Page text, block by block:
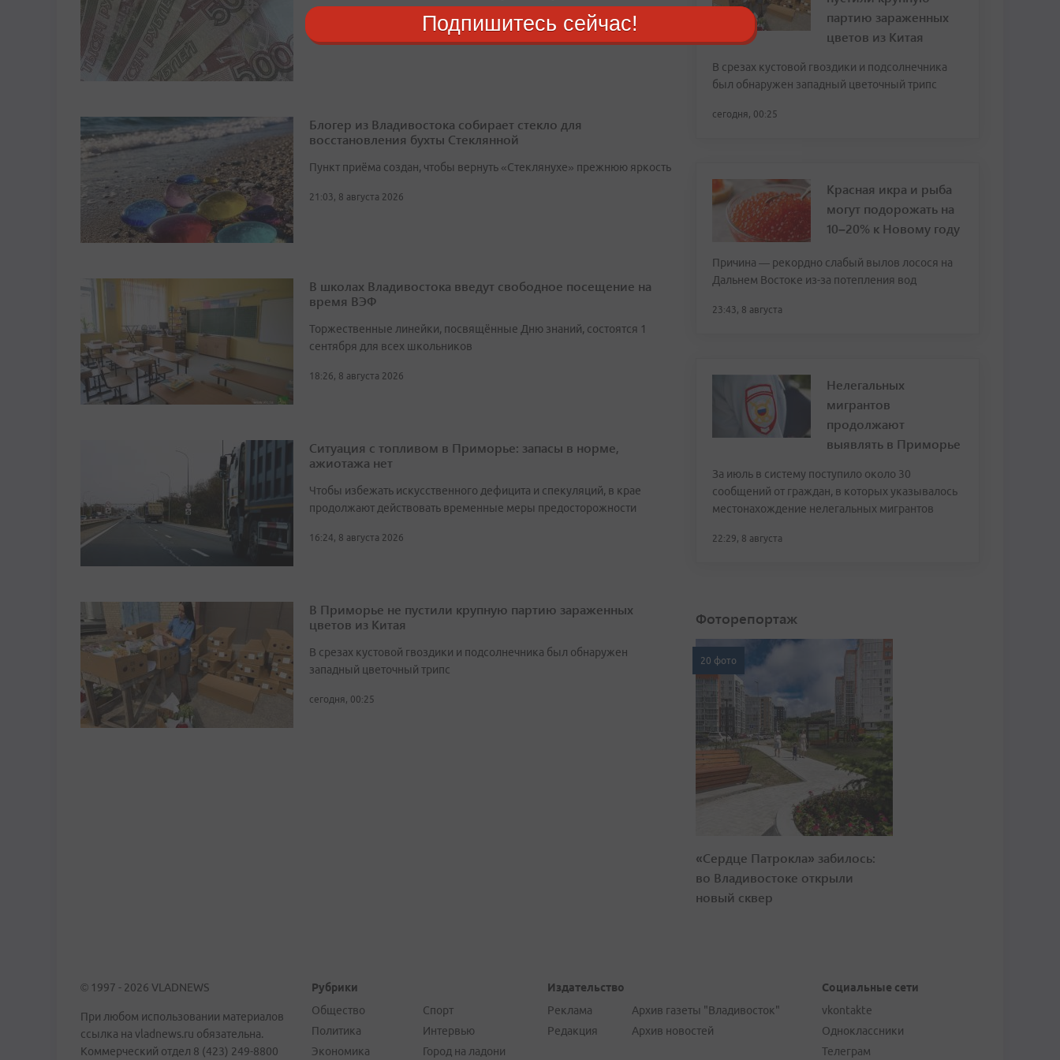
Блогер из Владивостока собирает стекло для
восстановления бухты Стеклянной
Пункт приёма создан, чтобы вернуть «Стеклянухе» прежнюю яркость
21:03, 8 августа 2026
В школах Владивостока введут свободное посещение на
время ВЭФ
Торжественные линейки, посвящённые Дню знаний, состоятся 1
сентября для всех школьников
18:26, 8 августа 2026
Ситуация с топливом в Приморье: запасы в норме,
ажиотажа нет
Чтобы избежать искусственного дефицита и спекуляций, в крае
продолжают действовать временные меры предосторожности
16:24, 8 августа 2026
В Приморье не пустили крупную партию зараженных
цветов из Китая
В срезах кустовой гвоздики и подсолнечника был обнаружен
западный цветочный трипс
сегодня, 00:25
партию зараженных
цветов из Китая
В срезах кустовой гвоздики и подсолнечника
был обнаружен западный цветочный трипс
сегодня, 00:25
Красная икра и рыба
могут подорожать на
10–20% к Новому году
Причина — рекордно слабый вылов лосося на
Дальнем Востоке из-за потепления вод
23:43, 8 августа
Нелегальных
мигрантов
продолжают
выявлять в Приморье
За июль в систему поступило около 30
сообщений от граждан, в которых указывалось
местонахождение нелегальных мигрантов
22:29, 8 августа
Фоторепортаж
20 фото
«Сердце Патрокла» забилось:
во Владивостоке открыли
новый сквер
© 1997 - 2026 VLADNEWS
При любом использовании материалов
ссылка на vladnews.ru обязательна.
Коммерческий отдел 8 (423) 249-8800
Рубрики
Общество
Политика
Экономика
Спорт
Интервью
Город на ладони
Издательство
Реклама
Редакция
Архив газеты "Владивосток"
Архив новостей
Социальные сети
vkontakte
Одноклассники
Телеграм
Подпишитесь сейчас!